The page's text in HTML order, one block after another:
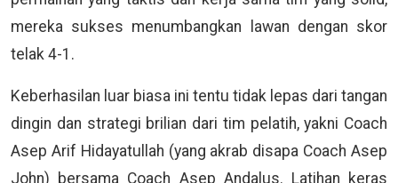
mereka sukses menumbangkan lawan dengan skor
telak 4-1.
Keberhasilan luar biasa ini tentu tidak lepas dari tangan
dingin dan strategi brilian dari tim pelatih, yakni Coach
Asep Arif Hidayatullah (yang akrab disapa Coach Asep
John) bersama Coach Asep Andalus. Latihan keras